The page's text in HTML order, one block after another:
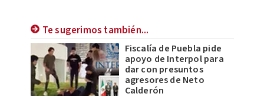
Te sugerimos también...
Fiscalía de Puebla pide
apoyo de Interpol para
dar con presuntos
agresores de Neto
Calderón